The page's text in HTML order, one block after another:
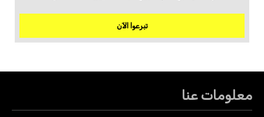
تبرعوا الآن
معلومات عنا